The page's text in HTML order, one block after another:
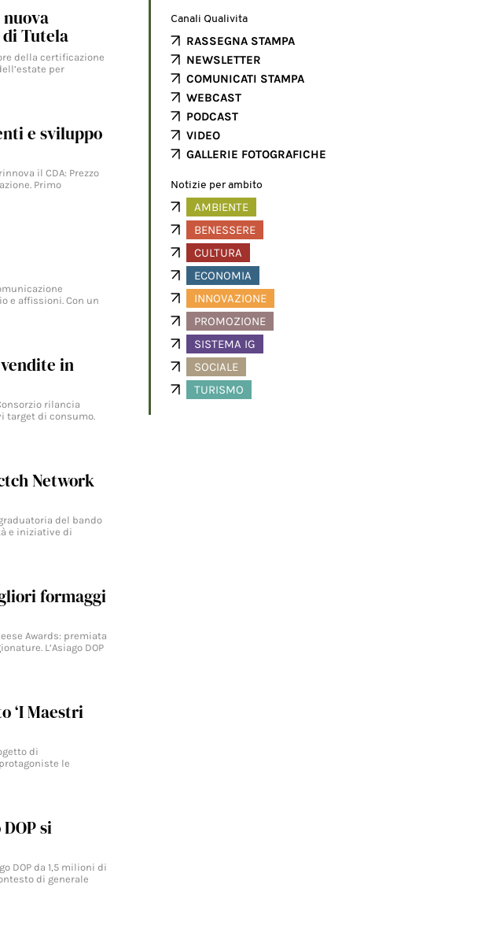
nuova
di Tutela
della certificazione
per
e sviluppo
il CDA: Prezzo
Primo
e affissioni. Con un
in
rilancia
target di consumo.
Network
del bando
e iniziative di
formaggi
Awards: premiata
L’Asiago DOP
‘I Maestri
di
le
si
DOP da 1,5 milioni di
di generale
Canali Qualivita
RASSEGNA STAMPA
NEWSLETTER
COMUNICATI STAMPA
WEBCAST
PODCAST
VIDEO
GALLERIE FOTOGRAFICHE
Notizie per ambito
AMBIENTE
BENESSERE
CULTURA
ECONOMIA
INNOVAZIONE
PROMOZIONE
SISTEMA IG
SOCIALE
TURISMO